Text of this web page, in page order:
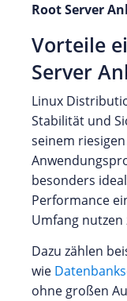
Root Server
Vorteile
Server
Linux
Stabilität und
seinem
besonders
Performance
Umfang nutzen
Dazu zählen
wie
ohne großen